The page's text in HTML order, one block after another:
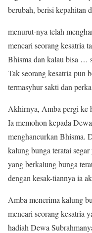
berubah, berisi kepahitan
menurut-nya telah
mencari seorang kesatria
Bhisma dan kalau bisa …
Tak seorang kesatria pun
termasyhur sakti dan
Akhirnya, Amba pergi ke
Ia memohon kepada
menghancurkan Bhisma.
kalung bunga teratai
yang berkalung bunga
dengan kesak-tiannya ia
Amba menerima kalung
mencari seorang kesatria
hadiah Dewa